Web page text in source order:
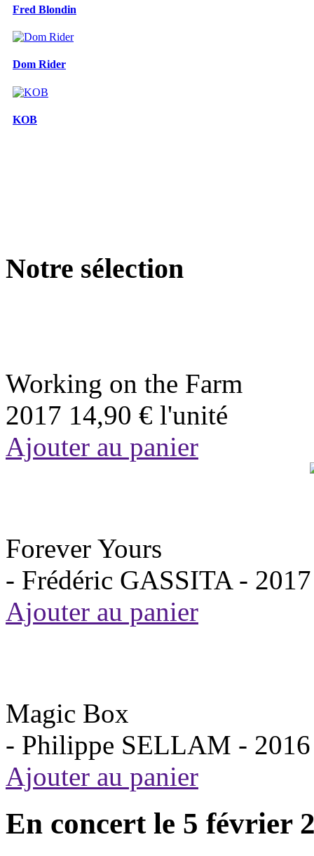
Fred Blondin
Dom Rider
KOB
Notre sélection
Working on the Farm
2017 14,90 € l'unité
Ajouter au panier
Forever Yours
- Frédéric GASSITA - 2017
Ajouter au panier
Magic Box
- Philippe SELLAM - 2016
Ajouter au panier
En concert le 5 février